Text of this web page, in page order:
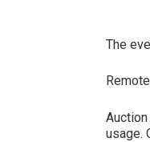
The
usage.